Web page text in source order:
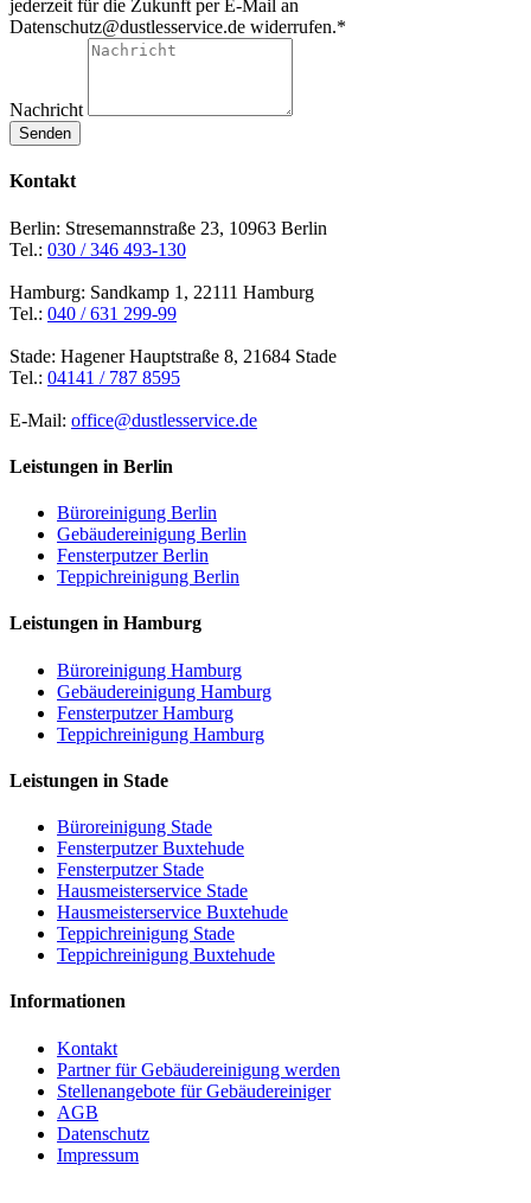
jederzeit für die Zukunft per E-Mail an
Datenschutz@dustlesservice.de widerrufen.*
Nachricht
Senden
Kontakt
Berlin: Stresemannstraße 23, 10963 Berlin
Tel.: 030 / 346 493-130
Hamburg: Sandkamp 1, 22111 Hamburg
Tel.: 040 / 631 299-99
Stade: Hagener Hauptstraße 8, 21684 Stade
Tel.: 04141 / 787 8595
E-Mail: office@dustlesservice.de
Leistungen in Berlin
Büroreinigung Berlin
Gebäudereinigung Berlin
Fensterputzer Berlin
Teppichreinigung Berlin
Leistungen in Hamburg
Büroreinigung Hamburg
Gebäudereinigung Hamburg
Fensterputzer Hamburg
Teppichreinigung Hamburg
Leistungen in Stade
Büroreinigung Stade
Fensterputzer Buxtehude
Fensterputzer Stade
Hausmeisterservice Stade
Hausmeisterservice Buxtehude
Teppichreinigung Stade
Teppichreinigung Buxtehude
Informationen
Kontakt
Partner für Gebäudereinigung werden
Stellenangebote für Gebäudereiniger
AGB
Datenschutz
Impressum